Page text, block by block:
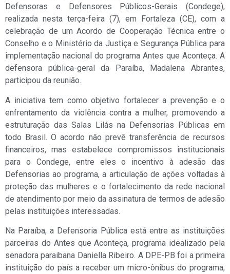
Defensoras e Defensores Públicos-Gerais (Condege),
realizada nesta terça-feira (7), em Fortaleza (CE), com a
celebração de um Acordo de Cooperação Técnica entre o
Conselho e o Ministério da Justiça e Segurança Pública para
implementação nacional do programa Antes que Aconteça. A
defensora pública-geral da Paraíba, Madalena Abrantes,
participou da reunião.
A iniciativa tem como objetivo fortalecer a prevenção e o
enfrentamento da violência contra a mulher, promovendo a
estruturação das Salas Lilás na Defensorias Públicas em
todo Brasil. O acordo não prevê transferência de recursos
financeiros, mas estabelece compromissos institucionais
para o Condege, entre eles o incentivo à adesão das
Defensorias ao programa, a articulação de ações voltadas à
proteção das mulheres e o fortalecimento da rede nacional
de atendimento por meio da assinatura de termos de adesão
pelas instituições interessadas.
Na Paraíba, a Defensoria Pública está entre as instituições
parceiras do Antes que Aconteça, programa idealizado pela
senadora paraibana Daniella Ribeiro. A DPE-PB foi a primeira
instituição do país a receber um micro-ônibus do programa,